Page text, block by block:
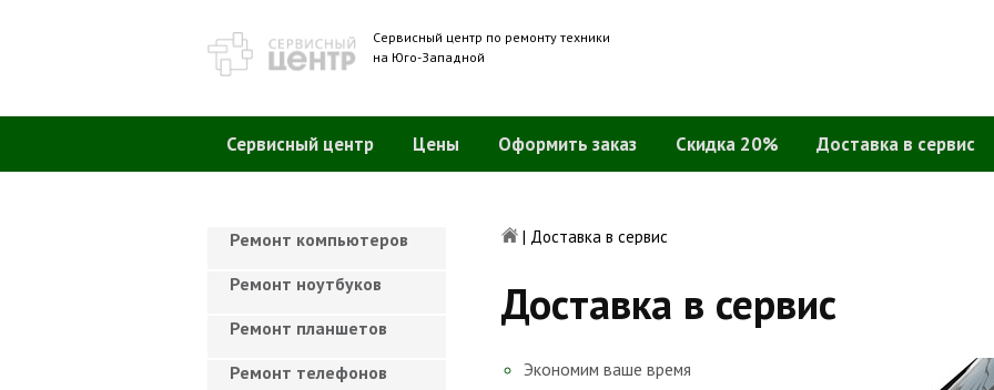
Сервисный центр по ремонту техники
на Юго-Западной
Сервисный центр Цены Оформить заказ Скидка 20% Доставка в сервис
| Доставка в сервис
Доставка в сервис
Экономим ваше время
Ремонт компьютеров
Ремонт ноутбуков
Ремонт планшетов
Ремонт телефонов